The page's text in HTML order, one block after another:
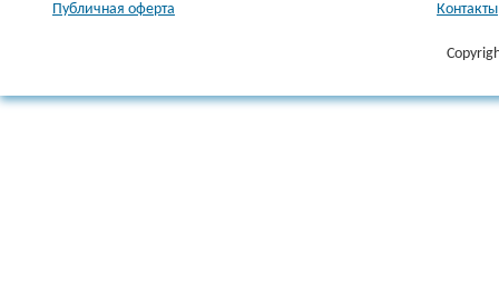
Публичная оферта
Контакты